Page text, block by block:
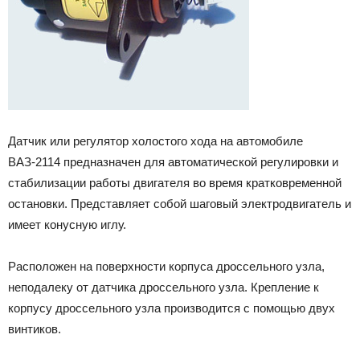
Датчик или регулятор холостого хода на автомобиле
ВАЗ-2114 предназначен для автоматической регулировки и
стабилизации работы двигателя во время кратковременной
остановки. Представляет собой шаговый электродвигатель и
имеет конусную иглу.
Расположен на поверхности корпуса дроссельного узла,
неподалеку от датчика дроссельного узла. Крепление к
корпусу дроссельного узла производится с помощью двух
винтиков.